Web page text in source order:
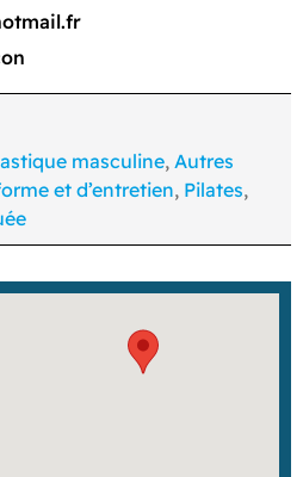
masculine, Autres
et d’entretien, Pilates,